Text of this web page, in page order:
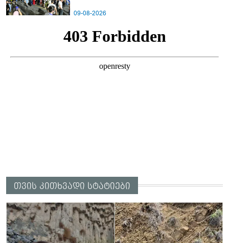
09-08-2026
თვის კითხვადი სტატიები